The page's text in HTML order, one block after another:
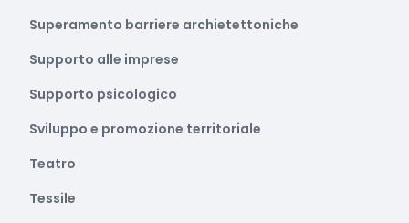
Superamento barriere archietettoniche
Supporto alle imprese
Supporto psicologico
Sviluppo e promozione territoriale
Teatro
Tessile